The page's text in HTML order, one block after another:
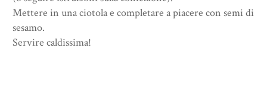
Mettere in una ciotola e completare a piacere con semi di
sesamo.
Servire caldissima!